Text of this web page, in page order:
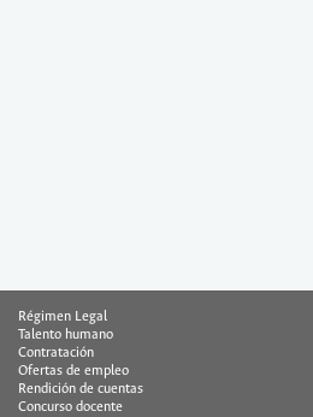
Régimen Legal
Talento humano
Contratación
Ofertas de empleo
Rendición de cuentas
Concurso docente